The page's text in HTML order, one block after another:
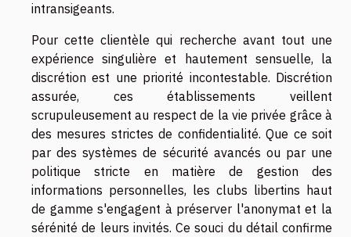
intransigeants.
Pour cette clientèle qui recherche avant tout une
expérience singulière et hautement sensuelle, la
discrétion est une priorité incontestable. Discrétion
assurée, ces établissements veillent
scrupuleusement au respect de la vie privée grâce à
des mesures strictes de confidentialité. Que ce soit
par des systèmes de sécurité avancés ou par une
politique stricte en matière de gestion des
informations personnelles, les clubs libertins haut
de gamme s'engagent à préserver l'anonymat et la
sérénité de leurs invités. Ce souci du détail confirme